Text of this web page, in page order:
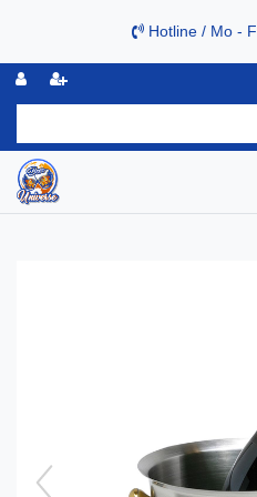
Hotline / Mo -